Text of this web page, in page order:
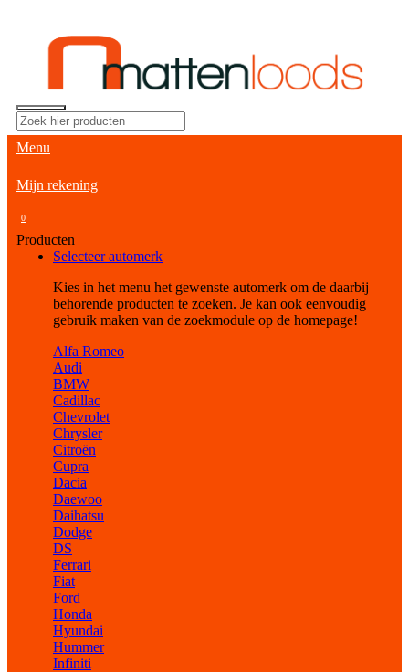
Menu
Mijn rekening
0
Producten
Selecteer automerk
Kies in het menu het gewenste automerk om de daarbij
behorende producten te zoeken. Je kan ook eenvoudig
gebruik maken van de zoekmodule op de homepage!
Alfa Romeo
Audi
BMW
Cadillac
Chevrolet
Chrysler
Citroën
Cupra
Dacia
Daewoo
Daihatsu
Dodge
DS
Ferrari
Fiat
Ford
Honda
Hyundai
Hummer
Infiniti